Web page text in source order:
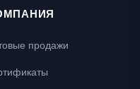
продажи